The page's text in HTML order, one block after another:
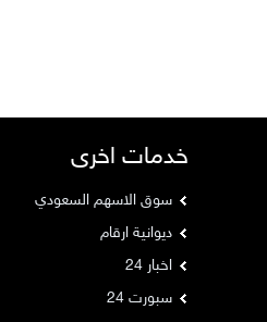
خدمات اخرى
سوق الاسهم السعودي
ديوانية ارقام
اخبار 24
سبورت 24